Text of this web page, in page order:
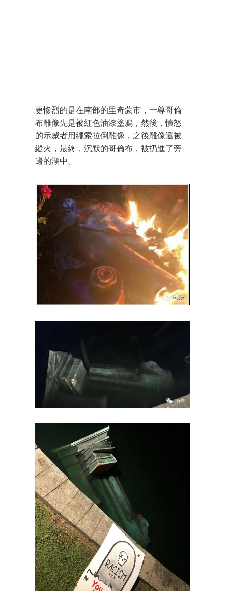
更慘烈的是在南部的里奇蒙市，一尊哥倫
布雕像先是被紅色油漆塗鴉，然後，憤怒
的示威者用繩索拉倒雕像，之後雕像還被
縱火，最終，沉默的哥倫布，被扔進了旁
邊的湖中。